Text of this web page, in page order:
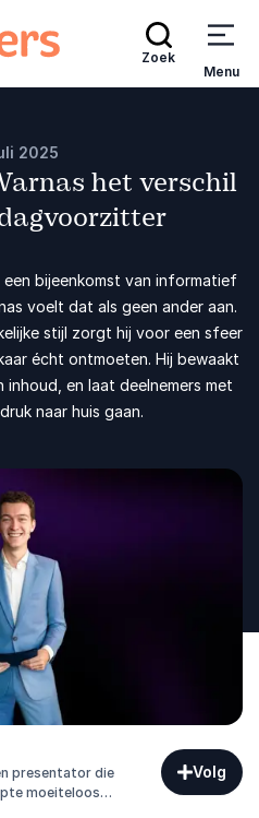
Zoek
Menu
2025
het verschil
bijeenkomst van informatief
voelt dat als geen ander aan.
stijl zorgt hij voor een sfeer
écht ontmoeten. Hij bewaakt
en laat deelnemers met
naar huis gaan.
presentator die
moeiteloos
Volg